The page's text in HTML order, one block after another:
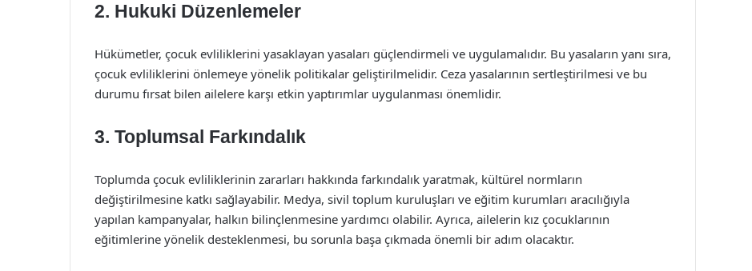
2. Hukuki Düzenlemeler
Hükümetler, çocuk evliliklerini yasaklayan yasaları güçlendirmeli ve uygulamalıdır. Bu yasaların yanı sıra,
çocuk evliliklerini önlemeye yönelik politikalar geliştirilmelidir. Ceza yasalarının sertleştirilmesi ve bu
durumu fırsat bilen ailelere karşı etkin yaptırımlar uygulanması önemlidir.
3. Toplumsal Farkındalık
Toplumda çocuk evliliklerinin zararları hakkında farkındalık yaratmak, kültürel normların
değiştirilmesine katkı sağlayabilir. Medya, sivil toplum kuruluşları ve eğitim kurumları aracılığıyla
yapılan kampanyalar, halkın bilinçlenmesine yardımcı olabilir. Ayrıca, ailelerin kız çocuklarının
eğitimlerine yönelik desteklenmesi, bu sorunla başa çıkmada önemli bir adım olacaktır.